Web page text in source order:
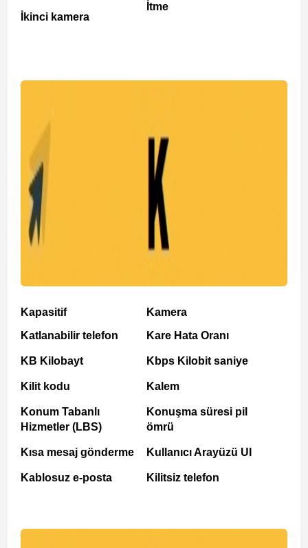
İkinci kamera
İtme
Kapasitif
Katlanabilir telefon
KB Kilobayt
Kilit kodu
Konum Tabanlı
Hizmetler (LBS)
Kısa mesaj gönderme
Kablosuz e-posta
Kamera
Kare Hata Oranı
Kbps Kilobit saniye
Kalem
Konuşma süresi pil
ömrü
Kullanıcı Arayüzü UI
Kilitsiz telefon